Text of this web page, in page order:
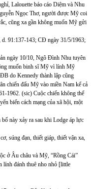
Lalouette báo cáo Diệm và Nhu
Ngọc Thơ, người được Mỹ coi
cũng xa gần không muốn Mỹ gửi
91:137-143; CĐ ngày 31/5/1963;
ngày 10/10, Ngô Đình Nhu tuyên
muốn binh sĩ Mỹ vì lính Mỹ
do Kennedy thành lập cũng
chiến đấu Mỹ vào miền Nam kể cả
1962. (sic) Cuộc chiến không thể
biến cách mạng của xã hội, một
này xảy ra sau khi Lodge áp lực
súng đạn, thiết giáp, thiết vận xa,
ở Âu châu và Mỹ, “Rồng Cái”
lính đánh thuê nho nhỏ [little